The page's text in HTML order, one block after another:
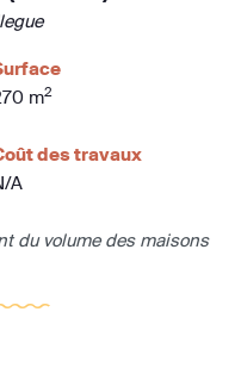
m2
des travaux
A
du volume des maisons